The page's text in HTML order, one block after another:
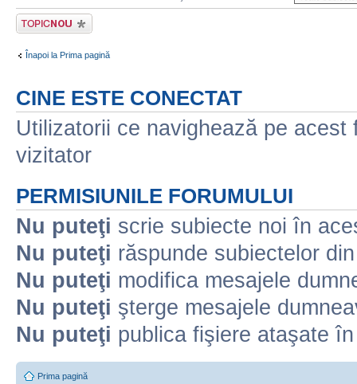
Scrie un subiect
nou
Înapoi la Prima pagină
CINE ESTE CONECTAT
Utilizatorii ce navighează pe
vizitator
PERMISIUNILE FORUMULUI
Nu puteţi scrie subiecte noi în
Nu puteţi răspunde subiectelor
Nu puteţi modifica mesajele
Nu puteţi şterge mesajele
Nu puteţi publica fişiere ataşate
Prima pagină